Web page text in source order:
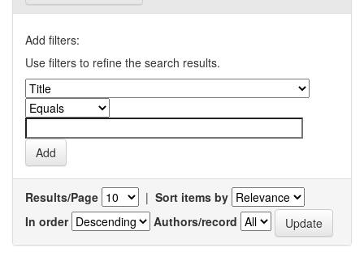
Add filters:
Use filters to refine the search results.
Results/Page | Sort items by
In order
Authors/record